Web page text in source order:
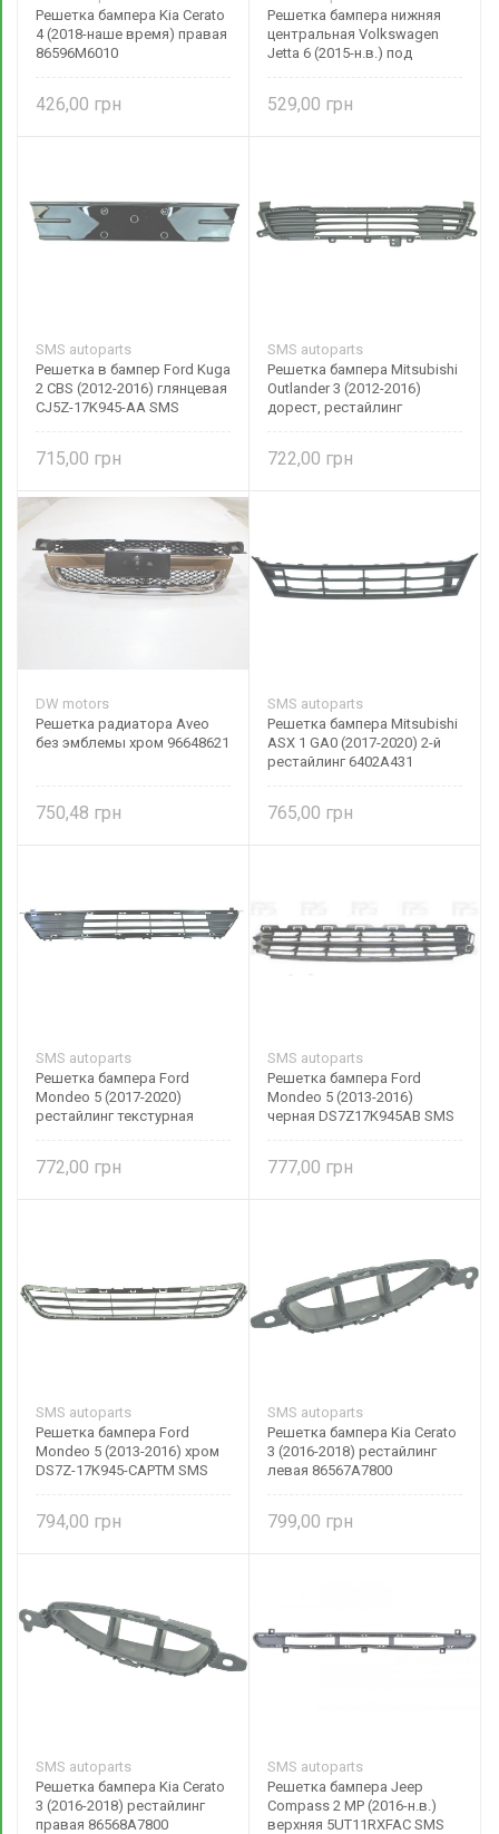
Решетка бампера Kia Cerato
4 (2018-наше время) правая
86596M6010
426,00
Решетка бампера нижняя
центральная Volkswagen
Jetta 6 (2015-н.в.) под
529,00
SMS autoparts
Решетка в бампер Ford Kuga
2 CBS (2012-2016) глянцевая
CJ5Z-17K945-AA SMS
715,00
SMS autoparts
Решетка бампера Mitsubishi
Outlander 3 (2012-2016)
дорест, рестайлинг
722,00
DW motors
Решетка радиатора Aveo
без эмблемы хром 96648621
750,48
SMS autoparts
Решетка бампера Mitsubishi
ASX 1 GA0 (2017-2020) 2-й
рестайлинг 6402A431
765,00
SMS autoparts
Решетка бампера Ford
Mondeo 5 (2017-2020)
рестайлинг текстурная
772,00
SMS autoparts
Решетка бампера Ford
Mondeo 5 (2013-2016)
черная DS7Z17K945AB SMS
777,00
SMS autoparts
Решетка бампера Ford
Mondeo 5 (2013-2016) хром
DS7Z-17K945-CAPTM SMS
794,00
SMS autoparts
Решетка бампера Kia Cerato
3 (2016-2018) рестайлинг
левая 86567A7800
799,00
SMS autoparts
Решетка бампера Kia Cerato
3 (2016-2018) рестайлинг
правая 86568A7800
SMS autoparts
Решетка бампера Jeep
Compass 2 MP (2016-н.в.)
верхняя 5UT11RXFAC SMS